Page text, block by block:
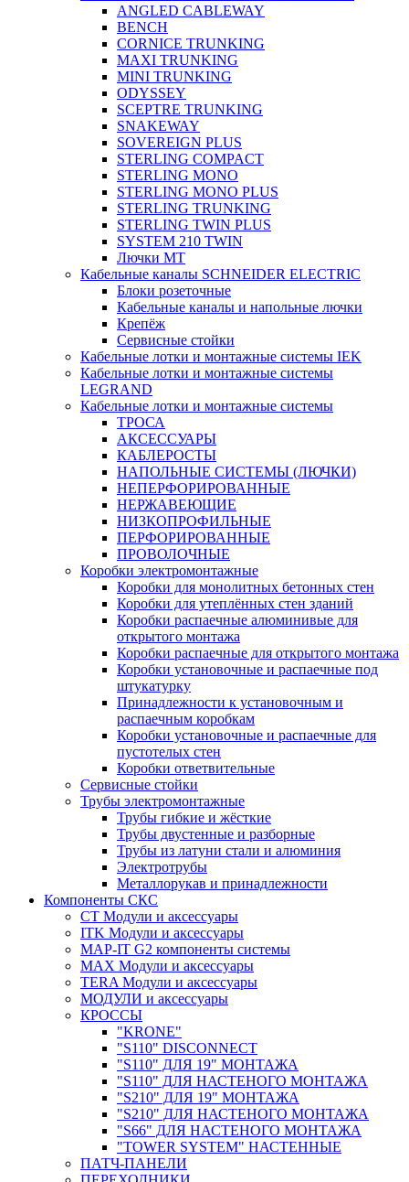
ANGLED CABLEWAY
BENCH
CORNICE TRUNKING
MAXI TRUNKING
MINI TRUNKING
ODYSSEY
SCEPTRE TRUNKING
SNAKEWAY
SOVEREIGN PLUS
STERLING COMPACT
STERLING MONO
STERLING MONO PLUS
STERLING TRUNKING
STERLING TWIN PLUS
SYSTEM 210 TWIN
Лючки MT
Кабельные каналы SCHNEIDER ELECTRIC
Блоки розеточные
Кабельные каналы и напольные лючки
Крепёж
Сервисные стойки
Кабельные лотки и монтажные системы IEK
Кабельные лотки и монтажные системы
LEGRAND
Кабельные лотки и монтажные системы
ТРОСА
АКСЕССУАРЫ
КАБЛЕРОСТЫ
НАПОЛЬНЫЕ СИСТЕМЫ (ЛЮЧКИ)
НЕПЕРФОРИРОВАННЫЕ
НЕРЖАВЕЮЩИЕ
НИЗКОПРОФИЛЬНЫЕ
ПЕРФОРИРОВАННЫЕ
ПРОВОЛОЧНЫЕ
Коробки электромонтажные
Коробки для монолитных бетонных стен
Коробки для утеплённых стен зданий
Коробки распаечные алюминивые для
открытого монтажа
Коробки распаечные для открытого монтажа
Коробки установочные и распаечные под
штукатурку
Принадлежности к установочным и
распаечным коробкам
Коробки установочные и распаечные для
пустотелых стен
Коробки ответвительные
Сервисные стойки
Трубы электромонтажные
Трубы гибкие и жёсткие
Трубы двустенные и разборные
Трубы из латуни стали и алюминия
Электротрубы
Металлорукав и принадлежности
Компоненты СКС
CT Модули и аксессуары
ITK Модули и аксессуары
MAP-IT G2 компоненты системы
MAX Модули и аксессуары
TERA Модули и аксессуары
МОДУЛИ и аксессуары
КРОССЫ
"KRONE"
"S110" DISCONNECT
"S110" ДЛЯ 19" МОНТАЖА
"S110" ДЛЯ НАСТЕНОГО МОНТАЖА
"S210" ДЛЯ 19" МОНТАЖА
"S210" ДЛЯ НАСТЕНОГО МОНТАЖА
"S66" ДЛЯ НАСТЕНОГО МОНТАЖА
"TOWER SYSTEM" НАСТЕННЫЕ
ПАТЧ-ПАНЕЛИ